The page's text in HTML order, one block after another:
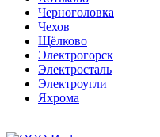
Черноголовка
Чехов
Щёлково
Электрогорск
Электросталь
Электроугли
Яхрома